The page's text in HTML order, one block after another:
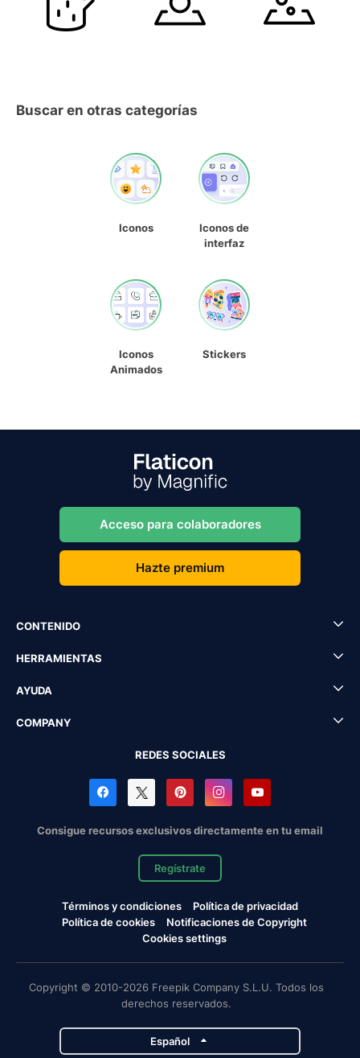
Buscar en otras categorías
Iconos
Iconos de
interfaz
Iconos
Animados
Stickers
Acceso para colaboradores
Hazte premium
CONTENIDO
HERRAMIENTAS
AYUDA
COMPANY
REDES SOCIALES
Consigue recursos exclusivos directamente en tu email
Regístrate
Términos y condiciones
Política de privacidad
Política de cookies
Notificaciones de Copyright
Cookies settings
Copyright © 2010-2026 Freepik Company S.L.U. Todos los
derechos reservados.
Español